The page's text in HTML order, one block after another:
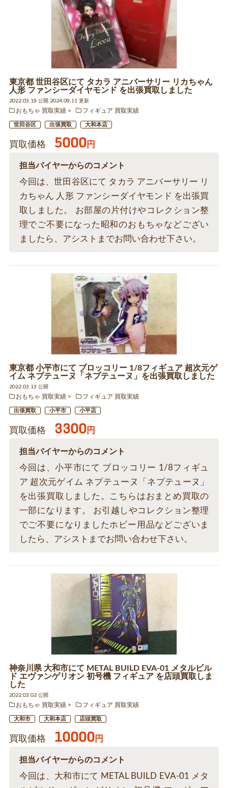
東京都 世田谷区にて タカラ アニバーサリー リカちゃん
人形 ファンシーダイヤモンド を出張買取しました
2022.03.19 公開 2024.09.11 更新
おもちゃ 買取実績
フィギュア 買取実績
世田谷区 出張買取 大和本店
買取価格 5000円
担当バイヤーからのコメント
今回は、世田谷区にて タカラ アニバーサリー リ
カちゃん 人形 ファンシーダイヤモンド を出張買
取しました。 お部屋の片付けやコレクション整
理でご不要になった昭和のおもちゃなどござい
ましたら、アシストまでお問い合わせ下さい。
東京都 小平市にて ブロッコリー 1/8フィギュア 超次元ゲ
イム ネプテューヌ「ネプテューヌ」を出張買取しました
2022.03.13 公開
おもちゃ 買取実績
フィギュア 買取実績
出張買取 小平市 小平店
買取価格 3300円
担当バイヤーからのコメント
今回は、小平市にて ブロッコリー 1/8フィギュ
ア 超次元ゲイム ネプテューヌ「ネプテューヌ」
を出張買取しました。こちらはおまとめ買取の
一部になります。 お引越しやコレクション整理
でご不要になりましたホビー用品などございま
したら、アシストまでお問い合わせ下さい。
神奈川県 大和市にて METAL BUILD EVA-01 メタルビル
ド エヴァンゲリオン 初号機 フィギュア を店頭買取しま
した
2022.03.02 公開
おもちゃ 買取実績
フィギュア 買取実績
大和市 大和本店 店頭買取
買取価格 10000円
担当バイヤーからのコメント
今回は、大和市にて METAL BUILD EVA-01 メタ